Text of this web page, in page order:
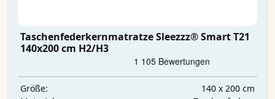
Taschenfederkernmatratze Sleezzz® Smart T21
140x200 cm H2/H3
Größe:
140 x 200 cm